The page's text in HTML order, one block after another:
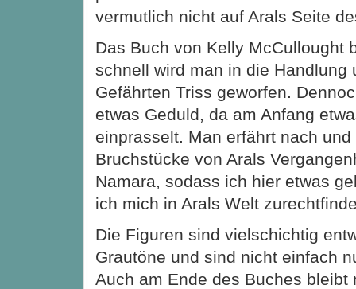
vermutlich nicht auf Arals Seite
Das Buch von Kelly McCullought
schnell wird man in die Handlung
Gefährten Triss geworfen.
etwas Geduld, da am Anfang
einprasselt. Man erfährt nach
Bruchstücke von Arals
Namara, sodass ich hier etwas
ich mich in Arals Welt
Die Figuren sind vielschichtig
Grautöne und sind nicht einfach
Auch am Ende des Buches bleibt